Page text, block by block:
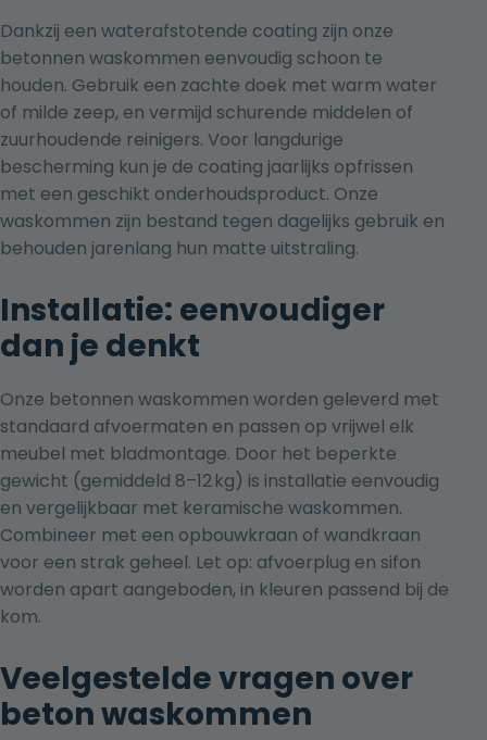
Dankzij een waterafstotende coating zijn onze
betonnen waskommen eenvoudig schoon te
houden. Gebruik een zachte doek met warm water
of milde zeep, en vermijd schurende middelen of
zuurhoudende reinigers. Voor langdurige
bescherming kun je de coating jaarlijks opfrissen
met een geschikt onderhoudsproduct. Onze
waskommen zijn bestand tegen dagelijks gebruik en
behouden jarenlang hun matte uitstraling.
Installatie: eenvoudiger
dan je denkt
Onze betonnen waskommen worden geleverd met
standaard afvoermaten en passen op vrijwel elk
meubel met bladmontage. Door het beperkte
gewicht (gemiddeld 8–12 kg) is installatie eenvoudig
en vergelijkbaar met keramische waskommen.
Combineer met een opbouwkraan of wandkraan
voor een strak geheel. Let op: afvoerplug en sifon
worden apart aangeboden, in kleuren passend bij de
kom.
Veelgestelde vragen over
beton waskommen